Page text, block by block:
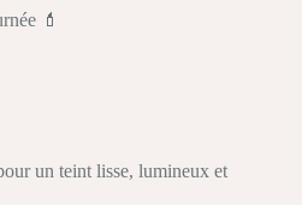
💄
un teint lisse, lumineux et